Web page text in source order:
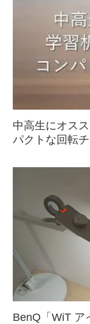
中高生にオス
パクトな回転
BenQ「WiT ア